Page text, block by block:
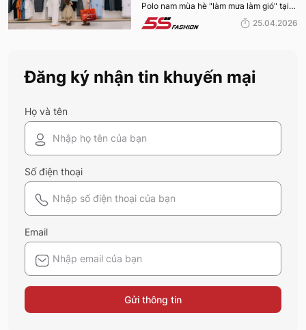
FASHION 2026
Polo nam mùa hè "làm mưa làm gió" tại
hệ thống 5S Fashion mà bất kỳ quý ông
25.04.2026
Đăng ký nhận tin khuyến mại
Họ và tên
Số điện thoại
Email
Gửi thông tin